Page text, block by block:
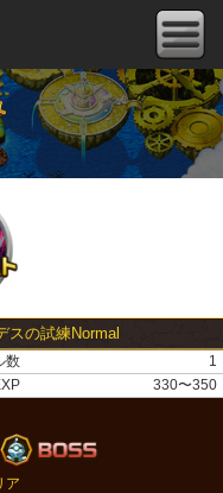
スの試練Normal
数
1
330〜350
ア